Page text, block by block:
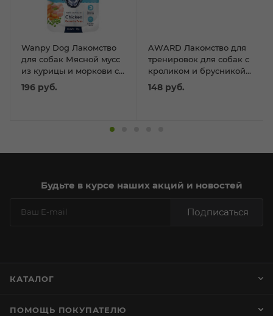
Wanpy Dog Лакомство
для собак Мясной мусс
из курицы и моркови с
горохом 90 г
196 руб.
AWARD Лакомство для
тренировок для собак с
кроликом и брусникой
50г
148 руб.
Будьте в курсе наших акций и новостей
Подписаться
КАТАЛОГ
ПОМОЩЬ ПОКУПАТЕЛЮ